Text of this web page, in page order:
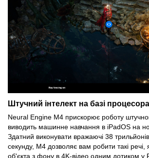
Штучний інтелект на базі
Neural Engine M4 прискорює роботу
виводить машинне навчання в iPadOS на
Здатний виконувати вражаючі 38
секунду, M4 дозволяє вам робити такі речі,
об'єкта з фону в 4K-відео одним дотиком у